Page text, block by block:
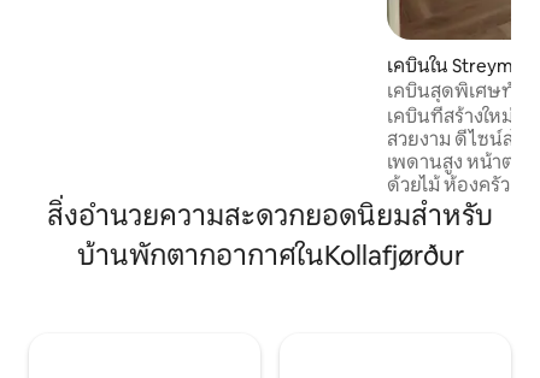
เกาะฟาโร เป้าหมายของเราคือการมอบ
ประสบการณ์ที่การันตีคุณภาพให้กับผู้เข้า
พักของเราและสร้างความสะดวกสบายสูง
สุดต้อนรับ Anita & Tróndur:)
เคบินใน
เคบินสุดพิเศษทัน
เคบินที่สร้างใหม่ทั
สวยงาม ดีไซน์สไ
เพดานสูง หน้าต่า
ด้วยไม้ ห้องครัวเต็
ตัว เหมาะสำหรับ
ทางเดี่ยว หรือคน
ใจกลางหมู่เกาะแฟ
สวยงาม หมู่บ้านท้
สิ่งอำนวยความสะดวกยอดนิยมสำหรับ
บ้านพักตากอากาศในKollafjørður